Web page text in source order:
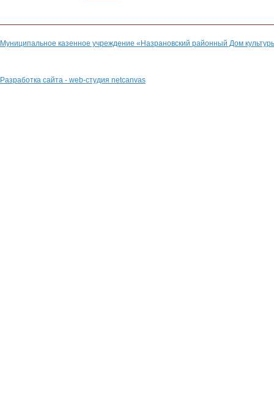
Муниципальное казенное учреждение «Назрановский районный Дом
Разработка сайта - web-студия netcanvas